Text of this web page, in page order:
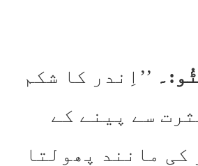
’’اِندر کا شکم
سے پینے کے
کی مانند پھولتا